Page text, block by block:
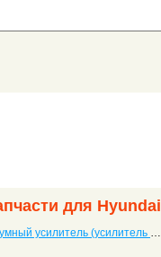
для Hyundai
Вакумный усилитель (усилитель тормоза) Elantra